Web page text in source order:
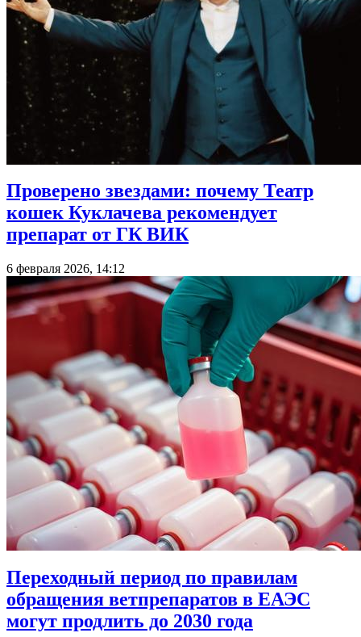
Проверено звездами: почему Театр
кошек Куклачева рекомендует
препарат от ГК ВИК
6 февраля 2026, 14:12
Переходный период по правилам
обращения ветпрепаратов в ЕАЭС
могут продлить до 2030 года